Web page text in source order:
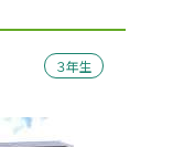
３年生